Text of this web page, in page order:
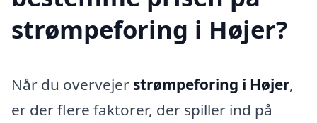
strømpeforing i Højer?
Når du overvejer strømpeforing i Højer,
er der flere faktorer, der spiller ind på